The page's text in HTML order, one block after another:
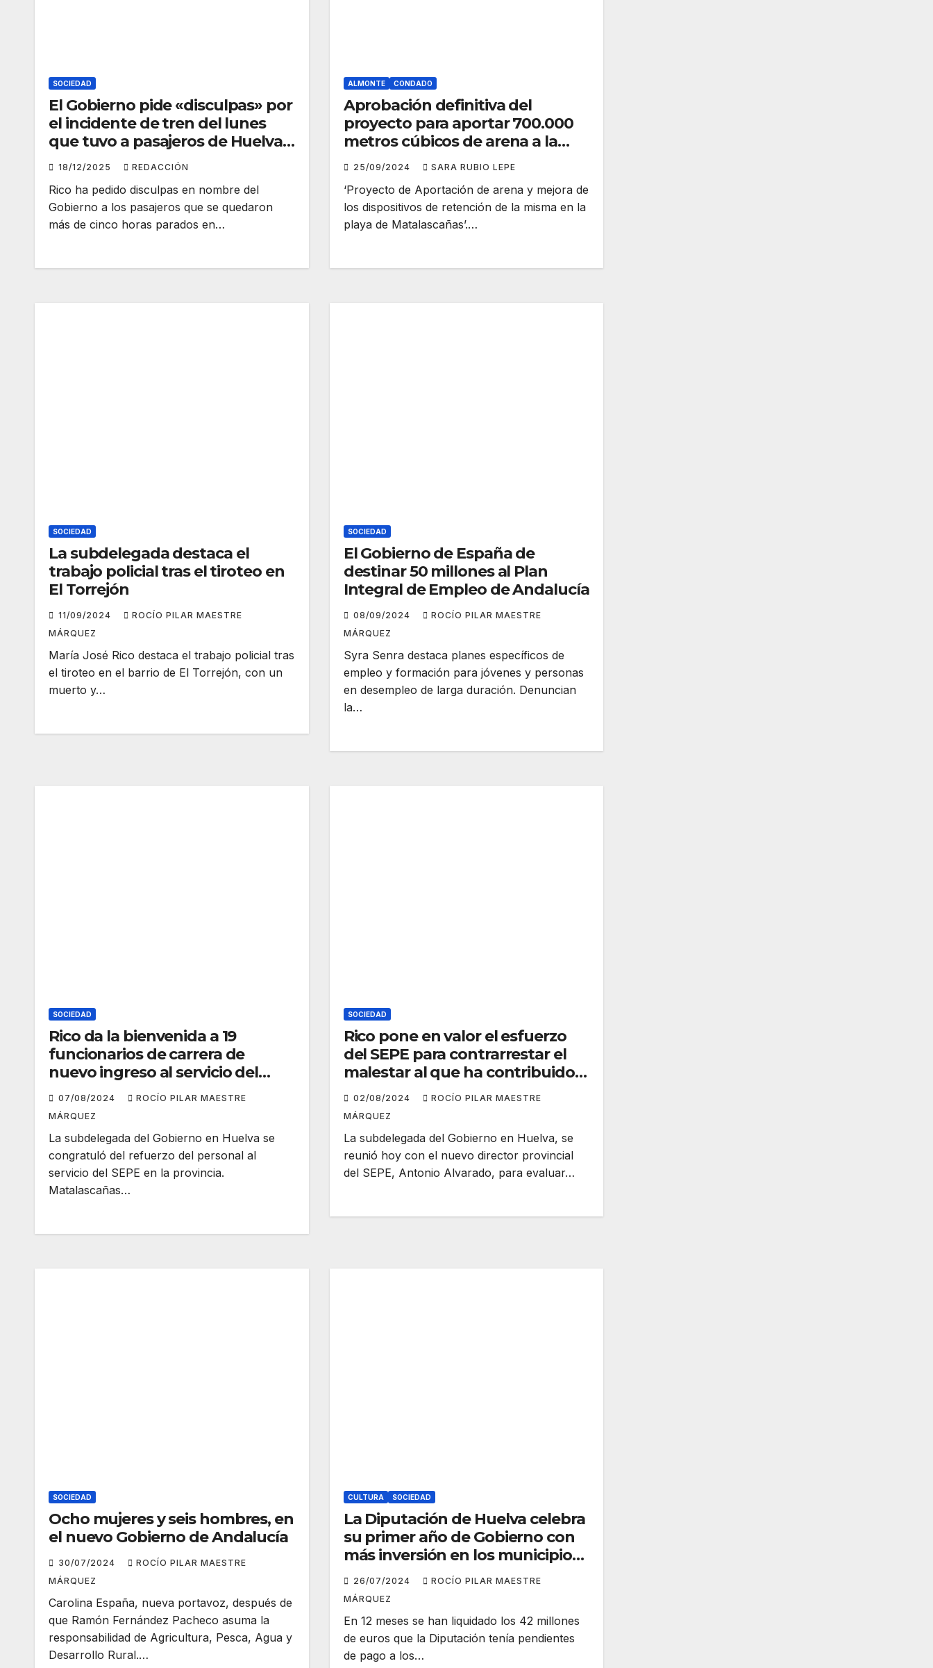
SOCIEDAD
El Gobierno pide «disculpas» por
el incidente de tren del lunes
que tuvo a pasajeros de Huelva
parados varias horas
18/12/2025 REDACCIÓN
Rico ha pedido disculpas en nombre del
Gobierno a los pasajeros que se quedaron
más de cinco horas parados en…
ALMONTE CONDADO
Aprobación definitiva del
proyecto para aportar 700.000
metros cúbicos de arena a la
playa de Matalascañas (Huelva)
25/09/2024 SARA RUBIO LEPE
‘Proyecto de Aportación de arena y mejora de
los dispositivos de retención de la misma en la
playa de Matalascañas’.…
SOCIEDAD
La subdelegada destaca el
trabajo policial tras el tiroteo en
El Torrejón
11/09/2024
ROCÍO PILAR MAESTRE
MÁRQUEZ
María José Rico destaca el trabajo policial tras
el tiroteo en el barrio de El Torrejón, con un
muerto y…
SOCIEDAD
El Gobierno de España de
destinar 50 millones al Plan
Integral de Empleo de Andalucía
08/09/2024
ROCÍO PILAR MAESTRE
MÁRQUEZ
Syra Senra destaca planes específicos de
empleo y formación para jóvenes y personas
en desempleo de larga duración. Denuncian
la…
SOCIEDAD
Rico da la bienvenida a 19
funcionarios de carrera de
nuevo ingreso al servicio del
SEPE en Huelva
07/08/2024
ROCÍO PILAR MAESTRE
MÁRQUEZ
La subdelegada del Gobierno en Huelva se
congratuló del refuerzo del personal al
servicio del SEPE en la provincia.
Matalascañas…
SOCIEDAD
Rico pone en valor el esfuerzo
del SEPE para contrarrestar el
malestar al que ha contribuido
la falta de efectivos de vigilancia
de la Junta en las oficinas de
02/08/2024
ROCÍO PILAR MAESTRE
MÁRQUEZ
La subdelegada del Gobierno en Huelva, se
reunió hoy con el nuevo director provincial
del SEPE, Antonio Alvarado, para evaluar…
SOCIEDAD
Ocho mujeres y seis hombres, en
el nuevo Gobierno de Andalucía
30/07/2024
ROCÍO PILAR MAESTRE
MÁRQUEZ
Carolina España, nueva portavoz, después de
que Ramón Fernández Pacheco asuma la
responsabilidad de Agricultura, Pesca, Agua y
Desarrollo Rural.…
CULTURA SOCIEDAD
La Diputación de Huelva celebra
su primer año de Gobierno con
más inversión en los municipios,
grandes proyectos en marcha y
deuda cero
26/07/2024
ROCÍO PILAR MAESTRE
MÁRQUEZ
En 12 meses se han liquidado los 42 millones
de euros que la Diputación tenía pendientes
de pago a los…